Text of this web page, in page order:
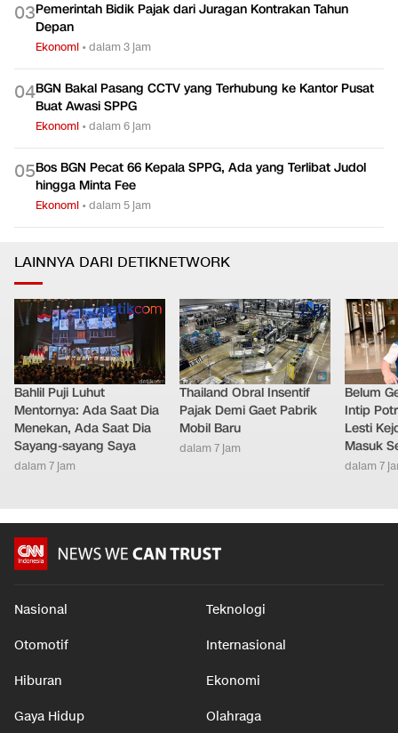
03Pemerintah Bidik Pajak dari Juragan Kontrakan Tahun
Depan
Ekonomi •dalam 3 jam
04BGN Bakal Pasang CCTV yang Terhubung ke Kantor Pusat
Buat Awasi SPPG
Ekonomi •dalam 6 jam
05Bos BGN Pecat 66 Kepala SPPG, Ada yang Terlibat Judol
hingga Minta Fee
Ekonomi •dalam 5 jam
LAINNYA DARI DETIKNETWORK
Bahlil Puji Luhut
Mentornya: Ada Saat Dia
Menekan, Ada Saat Dia
Sayang-sayang Saya
dalam 7 jam
Thailand Obral Insentif
Pajak Demi Gaet Pabrik
Mobil Baru
dalam 7 jam
Belum
Intip
Lesti
Masuk
dalam 7
Nasional Teknologi
Otomotif Internasional
Hiburan Ekonomi
Gaya Hidup Olahraga